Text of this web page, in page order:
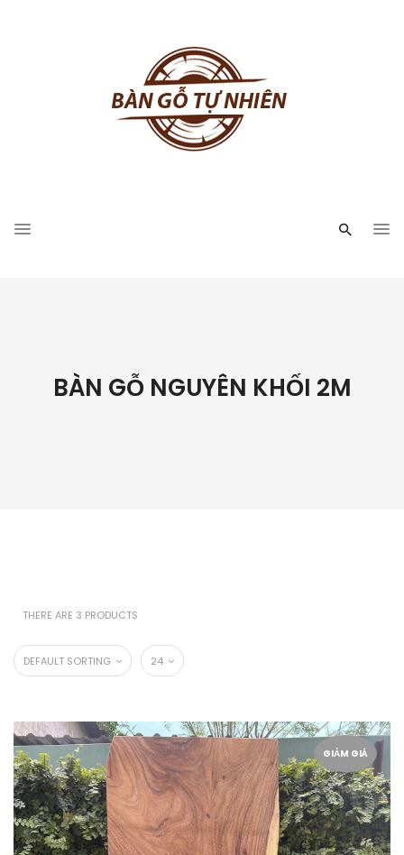
BÀN GỖ NGUYÊN KHỐI 2M
THERE ARE 3 PRODUCTS
DEFAULT SORTING 24
GIẢM GIÁ